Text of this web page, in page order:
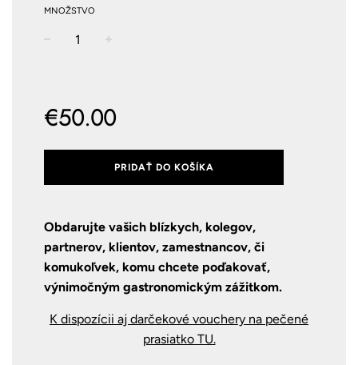
MNOŽSTVO
€50.00
PRIDAŤ DO KOŠÍKA
Obdarujte vašich blízkych, kolegov,
partnerov, klientov, zamestnancov, či
komukoľvek, komu chcete poďakovať,
výnimočným gastronomickým zážitkom.
K dispozícii aj darčekové vouchery na pečené
prasiatko TU.